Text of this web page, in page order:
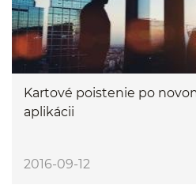
Kartové poistenie po
aplikácii
2016-09-12